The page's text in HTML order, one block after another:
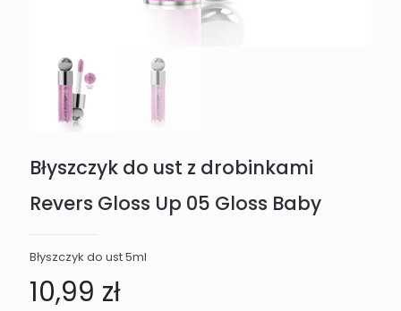
Błyszczyk do ust z drobinkami
Revers Gloss Up 05 Gloss Baby
Błyszczyk do ust 5ml
10,99 zł